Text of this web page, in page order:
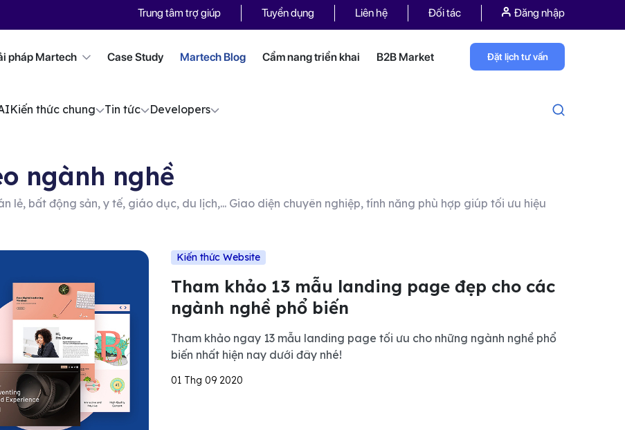
Trung tâm trợ giúp Tuyển dụng Liên hệ Đối tác Đăng nhập
pháp Martech Case Study Martech Blog Cẩm nang triển khai B2B Market Đặt lịch tư vấn
Kiến thức chung Tin tức Developers
ngành nghề
lẻ, bất động sản, y tế, giáo dục, du lịch,... Giao diện chuyên nghiệp, tính năng phù hợp giúp tối ưu hiệu
Kiến thức Website
Tham khảo 13 mẫu landing page đẹp cho các
ngành nghề phổ biến
Tham khảo ngay 13 mẫu landing page tối ưu cho những ngành nghề phổ
biến nhất hiện nay dưới đây nhé!
01 Thg 09 2020